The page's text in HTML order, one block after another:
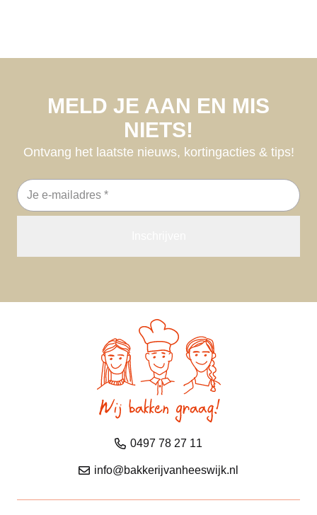
MELD JE AAN EN MIS
NIETS!
Ontvang het laatste nieuws, kortingacties & tips!
E-
mailadres
0497 78 27 11
info@bakkerijvanheeswijk.nl